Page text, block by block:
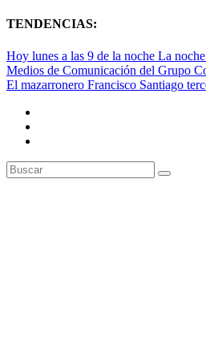
TENDENCIAS:
Hoy lunes a las 9 de la noche La
Medios de Comunicación del Grupo
El mazarronero Francisco Santiago